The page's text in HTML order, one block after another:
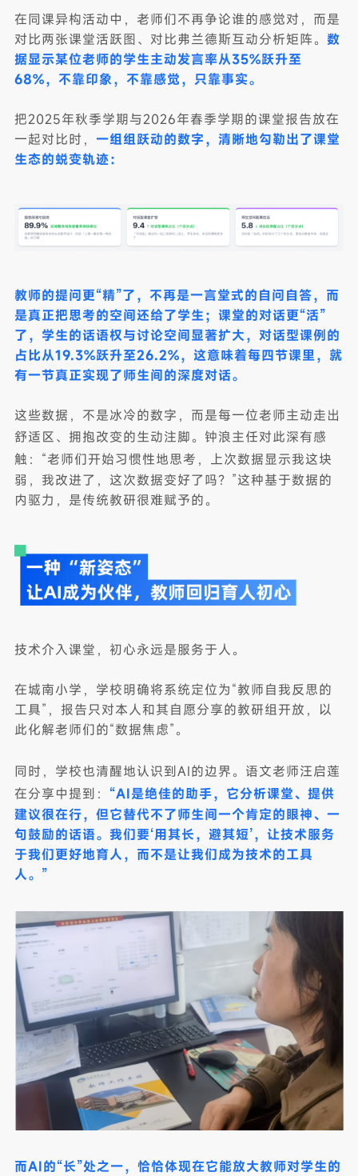
在同课异构活动中，老师们不再争论谁的感觉对，而是
对比两张课堂活跃图、对比弗兰德斯互动分析矩阵。 数
据显示某位老师的学生主动发言率从35%跃升至
68%，不靠印象，不靠感觉，只靠事实。
把2025年秋季学期与2026年春季学期的课堂报告放在
一起对比时， 一组组跃动的数字，清晰地勾勒出了课堂
生态的蜕变轨迹：
教师的提问更“精”了，不再是一言堂式的自问自答，而
是真正把思考的空间还给了学生；课堂的对话更“活”
了，学生的话语权与讨论空间显著扩大，对话型课例的
占比从19.3%跃升至26.2%，这意味着每四节课里，就
有一节真正实现了师生间的深度对话。
这些数据，不是冰冷的数字，而是每一位老师主动走出
舒适区、拥抱改变的生动注脚。钟浪主任对此深有感
触：“老师们开始习惯性地思考，上次数据显示我这块
弱，我改进了，这次数据变好了吗？”这种基于数据的
内驱力，是传统教研很难赋予的。
技术介入课堂，初心永远是服务于人。
在城南小学，学校明确将系统定位为“教师自我反思的
工具”，报告只对本人和其自愿分享的教研组开放，以
此化解老师们的“数据焦虑”。
同时，学校也清醒地认识到AI的边界。语文老师汪启莲
在分享中提到： “AI是绝佳的助手，它分析课堂、提供
建议很在行，但它替代不了师生间一个肯定的眼神、一
句鼓励的话语。我们要‘用其长，避其短’，让技术服务
于我们更好地育人，而不是让我们成为技术的工具
人。”
而AI的“长”处之一，恰恰体现在它能放大教师对学生的